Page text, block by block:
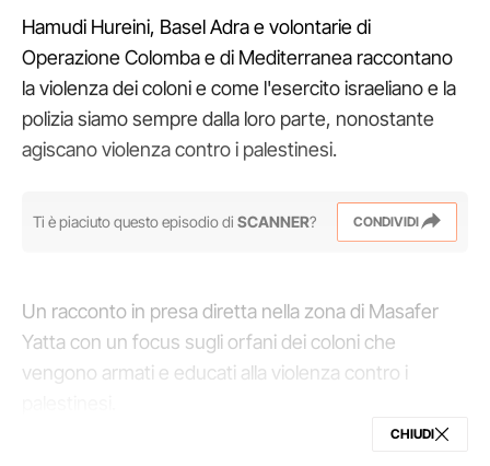
Hamudi Hureini, Basel Adra e volontarie di
Operazione Colomba e di Mediterranea raccontano
la violenza dei coloni e come l'esercito israeliano e la
polizia siamo sempre dalla loro parte, nonostante
agiscano violenza contro i palestinesi.
Ti è piaciuto questo episodio di SCANNER? CONDIVIDI
Un racconto in presa diretta nella zona di Masafer
Yatta con un focus sugli orfani dei coloni che
vengono armati e educati alla violenza contro i
L'intervista con Basel Adra, regista vincitore del
CHIUDI